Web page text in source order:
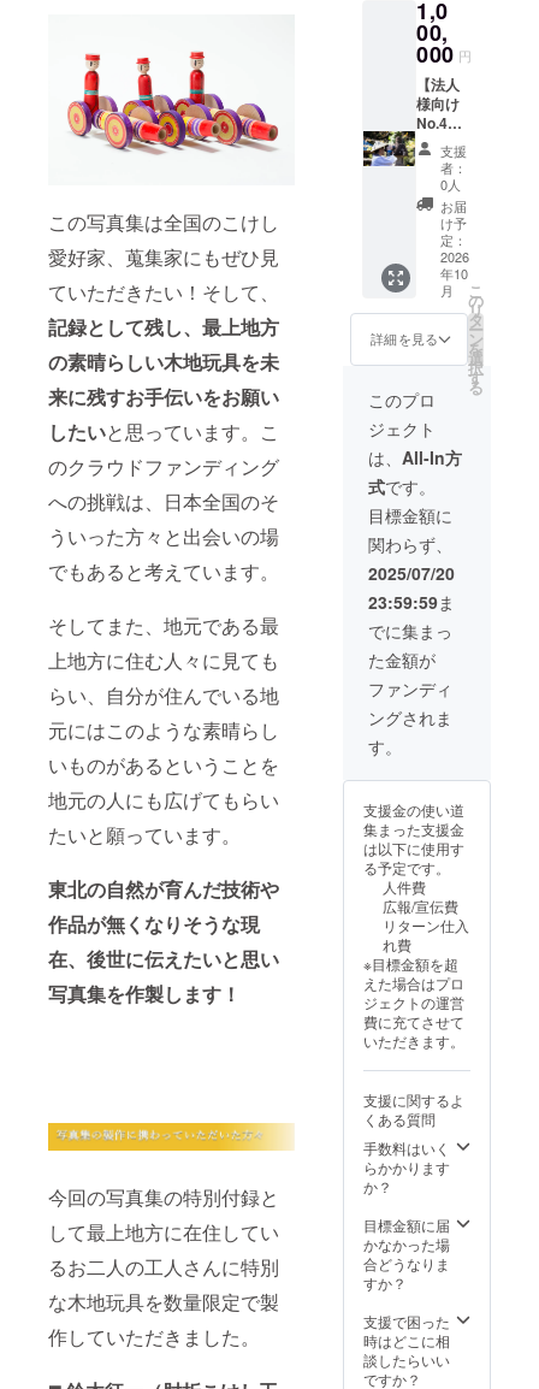
この写真集は全国のこけし
愛好家、蒐集家にもぜひ見
ていただきたい！そして、
記録として残し、最上地方
の素晴らしい木地玩具を未
来に残すお手伝いをお願い
したいと思っています。こ
のクラウドファンディング
への挑戦は、日本全国のそ
ういった方々と出会いの場
でもあると考えています。
そしてまた、地元である最
上地方に住む人々に見ても
らい、自分が住んでいる地
元にはこのような素晴らし
いものがあるということを
地元の人にも広げてもらい
たいと願っています。
東北の自然が育んだ技術や
作品が無くなりそうな現
在、後世に伝えたいと思い
写真集を作製します！
今回の写真集の特別付録と
して最上地方に在住してい
るお二人の工人さんに特別
な木地玩具を数量限定で製
作していただきました。
10月以
降に別
途ご連
絡いた
しま
す。
宿泊費
は別途
となり
ま
す。
・撮
影回数
やカッ
ト数
等、ご
相談に
応じて
対応い
たしま
す。
・日
程等の
詳細に
ついて
は、
2025年
10月以
降に別
途ご連
絡いた
しま
す。
1,0
00,
000 円
【法人
様向け
No.4】
出張撮
影（500
カット
まで）
◎お礼
のメッ
セージ
◎出張
写真撮
影（500
カット
まで）
・交
通費、
宿泊費
は別途
となり
ま
す。
・撮
影回数
やカッ
ト数
等、ご
相談に
応じて
対応い
たしま
す。
・日
程等の
は、
10月以
降に別
途ご連
絡いた
しま
す。
支援
者：
0人
お届
け予
定：
2026
年10
月
詳細を見る
こ
の
リ
タ
ー
ン
を
選
択
す
る
このプロ
ジェクト
は、 All-In方
式です。
目標金額に
関わらず、
2025/07/20
23:59:59ま
でに集まっ
た金額が
ファンディ
ングされま
す。
支援金の使い道
集まった支援金
は以下に使用す
る予定です。
人件費
広報/宣伝費
リターン仕入
れ費
※目標金額を超
えた場合はプロ
ジェクトの運営
費に充てさせて
いただきます。
支援に関するよ
くある質問
手数料はいく
らかかります
か？
目標金額に届
かなかった場
合どうなりま
すか？
支援で困った
時はどこに相
談したらいい
ですか？